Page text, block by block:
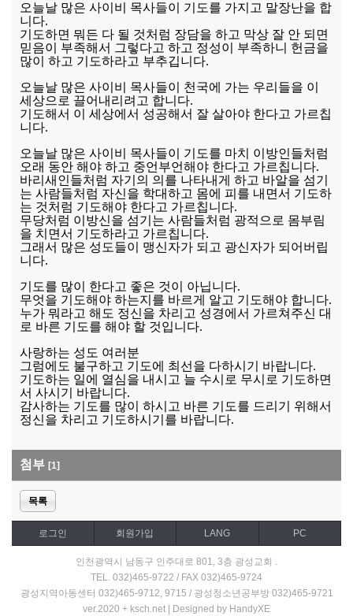
오늘날 많은 사이비 목사들이 기도를 가지고 말장난을 합
니다.
기도하면 뭐든 다 될 것처럼 장담을 하고 막상 잘 안 되면
믿음이 부족해서 그렇다고 하고 정성이 부족하니 헌금을
많이 하고 기도하라고 부추깁니다.
오늘날 많은 사이비 목사들이 천국에 가는 우리들을 이
세상으로 끌어내리려고 합니다.
기도해서 이 세상에서 성공해서 잘 살아야 한다고 가르칩
니다.
오늘날 많은 사이비 목사들이 기도를 마치 이방인들처럼
오래 동안 해야 하고 중언부언해야 한다고 가르칩니다.
바리새인들처럼 자기의 의를 나타내게 하고 바알을 섬기
는 사람들처럼 자신을 학대하고 몸에 피를 내면서 기도하
는 것처럼 기도해야 한다고 가르칩니다.
무당처럼 이방신을 섬기는 사람들처럼 광적으로 몸부림
을 치면서 기도하라고 가르칩니다.
그래서 많은 성도들이 맹신자가 되고 광신자가 되어버립
니다.
기도를 많이 한다고 좋은 것이 아닙니다.
무엇을 기도해야 하는지를 바르게 알고 기도해야 합니다.
누가 뭐라고 해도 정신을 차리고 성경에서 가르쳐주신 대
로 바른 기도를 해야 할 것입니다.
사랑하는 성도 여러분
그럼에도 불구하고 기도에 최선을 다하시기 바랍니다.
기도하는 일에 열심을 내시고 늘 수시로 무시로 기도하면
서 사시기 바랍니다.
감사하는 기도를 많이 하시고 바른 기도를 드리기 위해서
정신을 차리고 기도하시기를 바랍니다.
첨부 [1]
목록
로그인 회원가입 LANG PC
인천광역시 남동구 인주대로 801, 3층 광성교회 .
TEL. 032)465-9722 / FAX 032)465-9724
광성지역아동센터 032)465-9712, 9715 / 광성청소년공부방 032)465-9721
ver.2020 + ksch.net | Designed by HandyXE